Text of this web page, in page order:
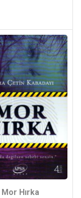
Mor Hırka